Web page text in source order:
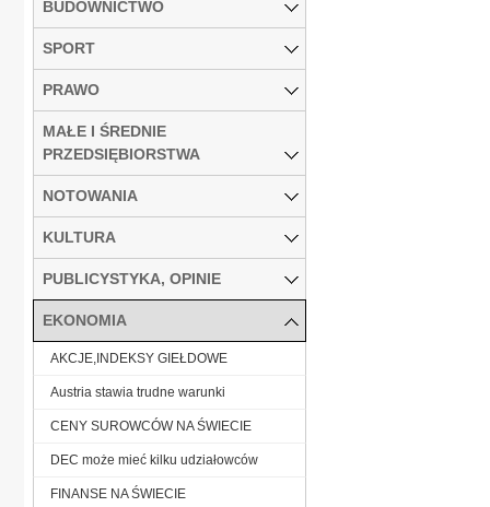
BUDOWNICTWO
SPORT
PRAWO
MAŁE I ŚREDNIE
PRZEDSIĘBIORSTWA
NOTOWANIA
KULTURA
PUBLICYSTYKA, OPINIE
EKONOMIA
AKCJE,INDEKSY GIEŁDOWE
Austria stawia trudne warunki
CENY SUROWCÓW NA ŚWIECIE
DEC może mieć kilku udziałowców
FINANSE NA ŚWIECIE